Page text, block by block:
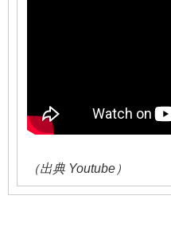
（出典 Youtube）